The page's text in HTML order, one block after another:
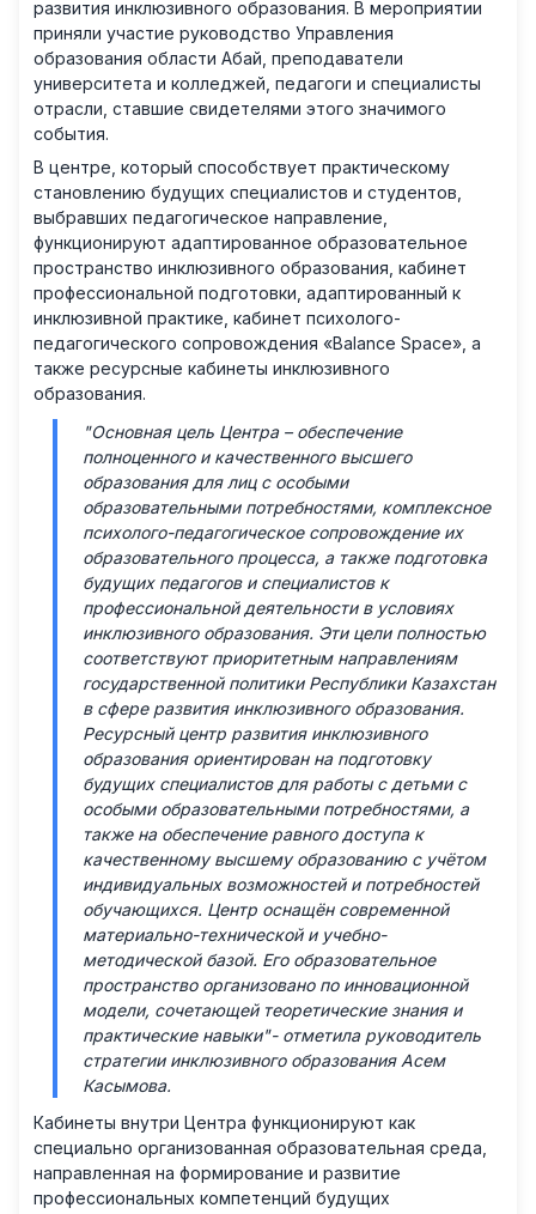
развития инклюзивного образования. В мероприятии
приняли участие руководство Управления
образования области Абай, преподаватели
университета и колледжей, педагоги и специалисты
отрасли, ставшие свидетелями этого значимого
события.
В центре, который способствует практическому
становлению будущих специалистов и студентов,
выбравших педагогическое направление,
функционируют адаптированное образовательное
пространство инклюзивного образования, кабинет
профессиональной подготовки, адаптированный к
инклюзивной практике, кабинет психолого-
педагогического сопровождения «Balance Space», а
также ресурсные кабинеты инклюзивного
образования.
"Основная цель Центра – обеспечение
полноценного и качественного высшего
образования для лиц с особыми
образовательными потребностями, комплексное
психолого-педагогическое сопровождение их
образовательного процесса, а также подготовка
будущих педагогов и специалистов к
профессиональной деятельности в условиях
инклюзивного образования. Эти цели полностью
соответствуют приоритетным направлениям
государственной политики Республики Казахстан
в сфере развития инклюзивного образования.
Ресурсный центр развития инклюзивного
образования ориентирован на подготовку
будущих специалистов для работы с детьми с
особыми образовательными потребностями, а
также на обеспечение равного доступа к
качественному высшему образованию с учётом
индивидуальных возможностей и потребностей
обучающихся. Центр оснащён современной
материально-технической и учебно-
методической базой. Его образовательное
пространство организовано по инновационной
модели, сочетающей теоретические знания и
практические навыки"- отметила руководитель
стратегии инклюзивного образования Асем
Касымова.
Кабинеты внутри Центра функционируют как
специально организованная образовательная среда,
направленная на формирование и развитие
профессиональных компетенций будущих